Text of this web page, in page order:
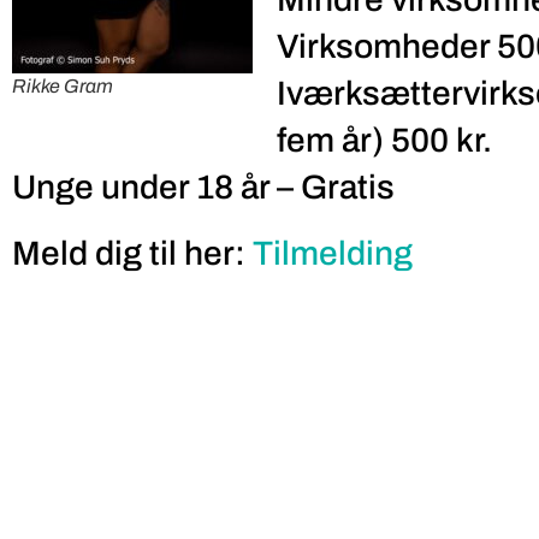
Rikke Gram
Virksomheder
fem år) 500 kr.
Unge under 18 år – Gratis
Meld dig til her: Tilmelding